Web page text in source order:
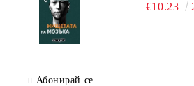
€10.23
Абонирай се